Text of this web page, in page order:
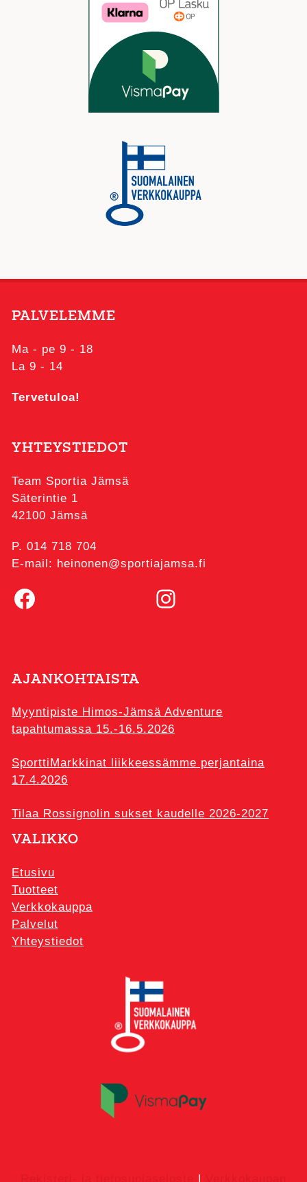
PALVELEMME
Ma - pe 9 - 18
La 9 - 14
Tervetuloa!
YHTEYSTIEDOT
Team Sportia Jämsä
Säterintie 1
42100 Jämsä
P. 014 718 704
E-mail: heinonen@sportiajamsa.fi
Facebook Instagram
AJANKOHTAISTA
Myyntipiste Himos-Jämsä Adventure
tapahtumassa 15.-16.5.2026
SporttiMarkkinat liikkeessämme perjantaina
17.4.2026
Tilaa Rossignolin sukset kaudelle 2026-2027
VALIKKO
Etusivu
Tuotteet
Verkkokauppa
Palvelut
Yhteystiedot
|